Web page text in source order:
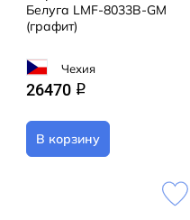
Белуга LMF-8033B-GM
(графит)
Чехия
26470 q
В корзину